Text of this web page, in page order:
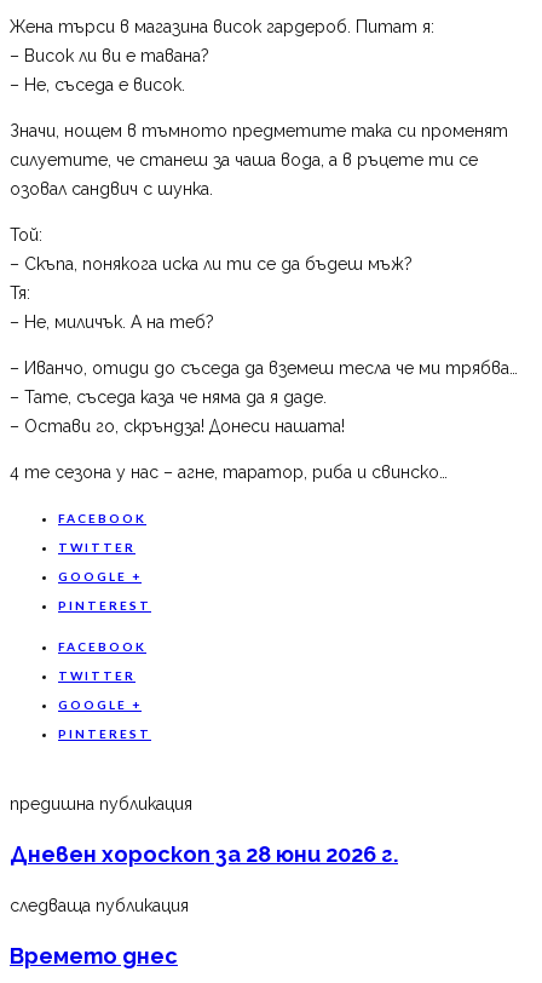
Жена търси в магазина висок гардероб. Питат я:
– Висок ли ви е тавана?
– Не, съседа е висок.
Значи, нощем в тъмното предметите така си променят
силуетите, че станеш за чаша вода, а в ръцете ти се
озовал сандвич с шунка.
Той:
– Скъпа, понякога иска ли ти се да бъдеш мъж?
Тя:
– Не, миличък. А на теб?
– Иванчо, отиди до съседа да вземеш тесла че ми трябва…
– Тате, съседа каза че няма да я даде.
– Остави го, скръндза! Донеси нашата!
4 те сезона у нас – агне, таратор, риба и свинско…
FACEBOOK
TWITTER
GOOGLE +
PINTEREST
FACEBOOK
TWITTER
GOOGLE +
PINTEREST
предишна публикация
Дневен хороскоп за 28 юни 2026 г.
следваща публикация
Времето днес